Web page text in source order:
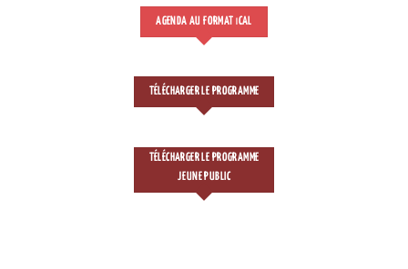
AGENDA AU FORMAT CAL
TÉLÉCHARGER LE PROGRAMME
TÉLÉCHARGER LE PROGRAMME
JEUNE PUBLIC